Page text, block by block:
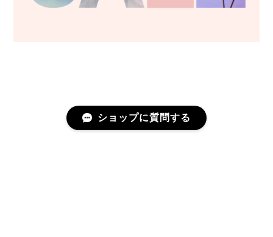
ショップに質問する